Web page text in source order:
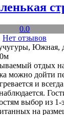
0.0
Нет отзывов
Южная,
отдых
можно дойти
и
выбор из
на